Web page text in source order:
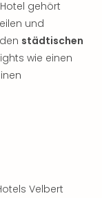
gehört
und
städtischen
wie einen
Velbert